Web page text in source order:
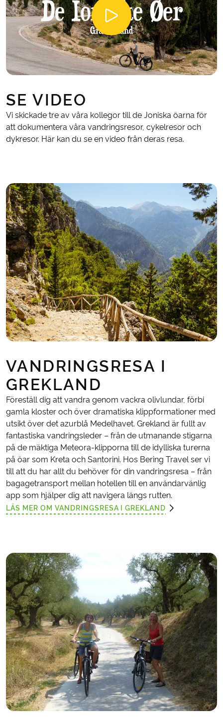
SE VIDEO
Vi skickade tre av våra kollegor till de Joniska öarna för
att dokumentera våra vandringsresor, cykelresor och
dykresor. Här kan du se en video från deras resa.
VANDRINGSRESA I
GREKLAND
Föreställ dig att vandra genom vackra olivlundar, förbi
gamla kloster och över dramatiska klippformationer med
utsikt över det azurblå Medelhavet. Grekland är fullt av
fantastiska vandringsleder – från de utmanande stigarna
på de mäktiga Meteora-klipporna till de idylliska turerna
på öar som Kreta och Santorini. Hos Bering Travel ser vi
till att du har allt du behöver för din vandringsresa – från
bagagetransport mellan hotellen till en användarvänlig
app som hjälper dig att navigera längs rutten.
LÄS MER OM VANDRINGSRESA I GREKLAND